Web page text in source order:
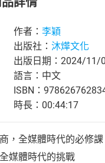
作者： 李穎
出版社： 沐燁文化
出版日期：2024/11/
語言：中文
ISBN：
時長：00:44:17
，全媒體時代的必修課
媒體時代的挑戰